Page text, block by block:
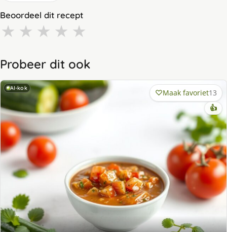
Beoordeel dit recept
★ ★ ★ ★ ★
Probeer dit ook
AI-kok Maak favoriet13
👍